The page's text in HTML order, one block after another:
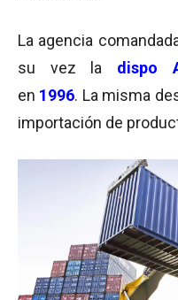
La agencia
su vez
la dispo
en 1996. La misma
importación de